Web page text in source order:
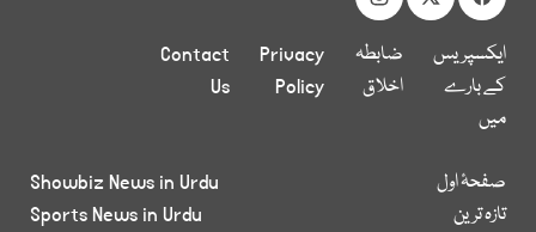
ایکسپریس
کے بارے
میں
ضابطہ
اخلاق
Privacy
Policy
Contact
Us
صفحۂ اول
تازہ ترین
Showbiz News in Urdu
Sports News in Urdu